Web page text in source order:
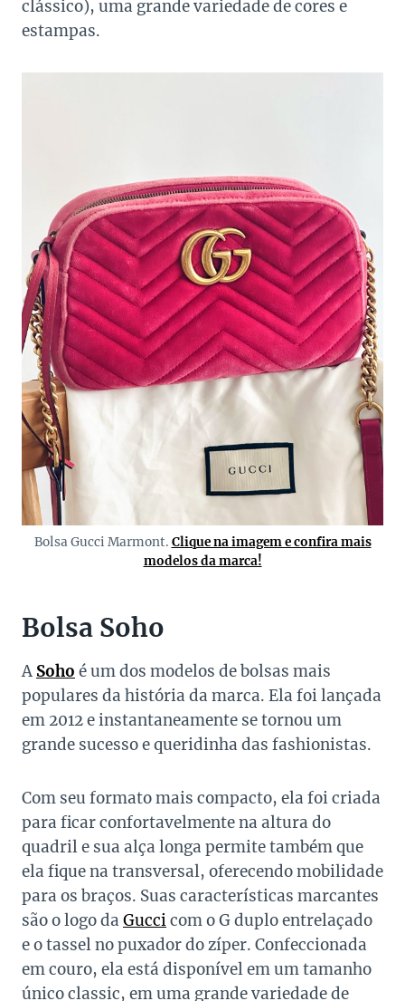
clássico), uma grande variedade de cores e
estampas.
Bolsa Gucci Marmont. Clique na imagem e confira mais
modelos da marca!
Bolsa Soho
A Soho é um dos modelos de bolsas mais
populares da história da marca. Ela foi lançada
em 2012 e instantaneamente se tornou um
grande sucesso e queridinha das fashionistas.
Com seu formato mais compacto, ela foi criada
para ficar confortavelmente na altura do
quadril e sua alça longa permite também que
ela fique na transversal, oferecendo mobilidade
para os braços. Suas características marcantes
são o logo da Guccicom o G duplo entrelaçado
e o tassel no puxador do zíper. Confeccionada
em couro, ela está disponível em um tamanho
único classic, em uma grande variedade de